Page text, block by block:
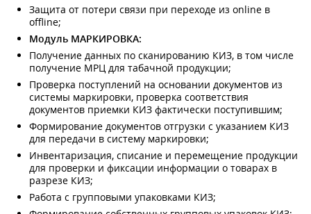
Защита от потери связи при переходе из online в
offline;
Модуль МАРКИРОВКА:
Получение данных по сканированию КИЗ, в том числе
получение МРЦ для табачной продукции;
Проверка поступлений на основании документов из
системы маркировки, проверка соответствия
документов приемки КИЗ фактически поступившим;
Формирование документов отгрузки с указанием КИЗ
для передачи в систему маркировки;
Инвентаризация, списание и перемещение продукции
для проверки и фиксации информации о товарах в
разрезе КИЗ;
Работа с групповыми упаковками КИЗ;